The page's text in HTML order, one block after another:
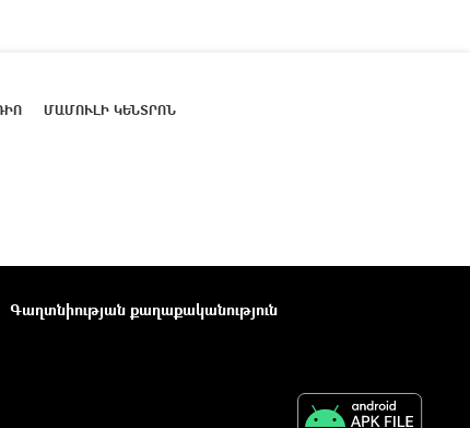
ՄԱՄՈՒԼԻ ԿԵՆՏՐՈՆ
Գաղտնիության քաղաքականություն